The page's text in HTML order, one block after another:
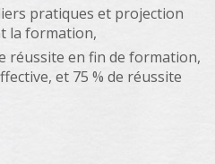
pratiques et projection
la formation,
réussite en fin de formation,
et 75 % de réussite